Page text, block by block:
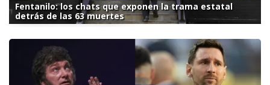
Fentanilo: los chats que exponen la trama estatal
detrás de las 63 muertes